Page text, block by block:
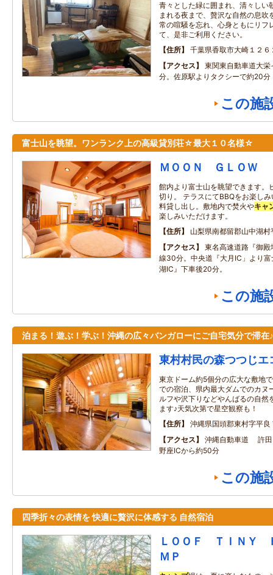
青々とした緑に囲まれ、清々しい
まれる夜まで、贅沢な自然の息吹
常の喧騒を忘れ、心身ともにリフ
て、是非ご利用ください。
住所
千葉県香取市大崎１２６
アクセス
東関東自動車道大
分。佐原駅よりタクシーで約20分
この施
富士山を眺望。ワンランク上の高級貸別荘☆最大１０名様☆
ＭＯＯＮ ＧＬＯＷ
館内より富士山を眺望できます。
切り。 テラスにてBBQをお楽し
料貸し出し。敷地内で焚火やキャ
楽しみいただけます。
住所
山梨県南都留郡山中湖
アクセス
東名高速道路『御
線30分。中央道『大月IC」より
湖IC』下車後20分。
この施
泊まる！遊ぶ！学ぶ！沖縄の広々バンガローにご自宅気分で滞在♪
東村村民の森つつじエ
東京ドーム約5個分の広大な敷地
での宿泊、県内最大ダムでのカヌ
ルフや沢下りなどやんばるの自然
ます♪天気次第で星空観察も！
住所
沖縄県国頭郡東村字平
アクセス
沖縄自動車道 許田
野座ICから約50分
この施
四季折々の表情を 快適に贅沢に体感する 自然宿泊
ＬＯＯＦ ＴＩＮＹ
ＭＰ